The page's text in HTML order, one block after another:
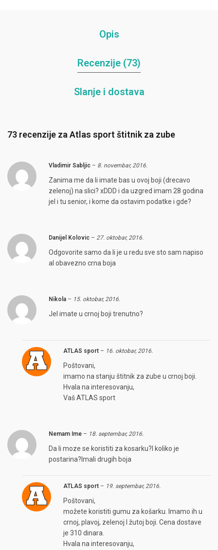
Opis
Recenzije (73)
Slanje i dostava
73 recenzije zaAtlas sport štitnik za zube
Vladimir Sabljic – 8. novembar, 2016.
Zanima me da li imate bas u ovoj boji (drecavo
zelenoj) na slici? xDDD i da uzgred imam 28 godina
jel i tu senior, i kome da ostavim podatke i gde?
Danijel Kolovic – 27. oktobar, 2016.
Odgovorite samo da li je u redu sve sto sam napiso
al obavezno crna boja
Nikola – 15. oktobar, 2016.
Jel imate u crnoj boji trenutno?
ATLAS sport – 16. oktobar, 2016.
Poštovani,
imamo na stanju štitnik za zube u crnoj boji.
Hvala na interesovanju,
Vaš ATLAS sport
Nemam Ime – 18. septembar, 2016.
Da li moze se koristiti za kosarku?I koliko je
postarina?Imali drugih boja
ATLAS sport – 19. septembar, 2016.
Poštovani,
možete koristiti gumu za košarku. Imamo ih u
crnoj, plavoj, zelenoj I žutoj boji. Cena dostave
je 310 dinara.
Hvala na interesovanju,